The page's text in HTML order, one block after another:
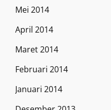
Mei 2014
April 2014
Maret 2014
Februari 2014
Januari 2014